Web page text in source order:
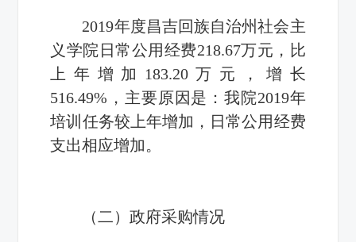
2019年度昌吉回族自治州社会主
义学院日常公用经费218.67万元，比
上年增加183.20万元，增长
516.49%，主要原因是：我院2019年
培训任务较上年增加，日常公用经费
支出相应增加。
（二）政府采购情况